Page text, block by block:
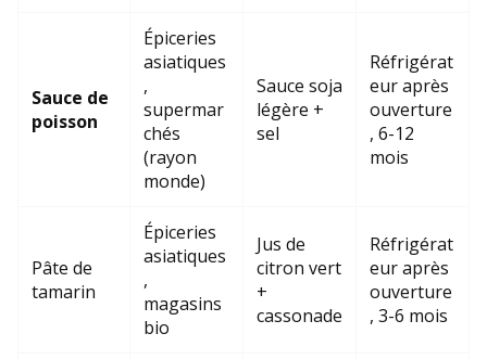
Sauce de
poisson
Épiceries
asiatiques
,
supermar
chés
(rayon
monde)
Sauce soja
légère +
sel
Réfrigérat
eur après
ouverture
, 6-12
mois
Pâte de
tamarin
Épiceries
asiatiques
,
magasins
bio
Jus de
citron vert
+
cassonade
Réfrigérat
eur après
ouverture
, 3-6 mois